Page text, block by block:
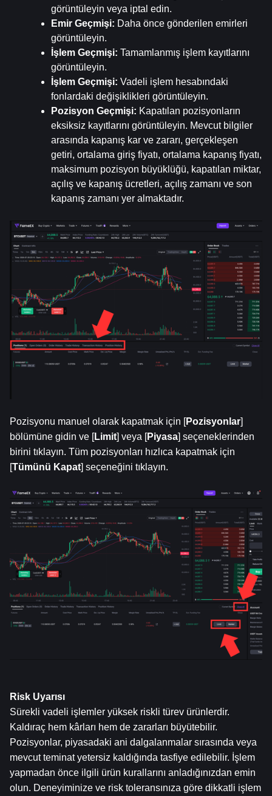
görüntüleyin veya iptal edin.
Emir Geçmişi: Daha önce gönderilen emirleri
görüntüleyin.
İşlem Geçmişi: Tamamlanmış işlem kayıtlarını
görüntüleyin.
İşlem Geçmişi: Vadeli işlem hesabındaki
fonlardaki değişiklikleri görüntüleyin.
Pozisyon Geçmişi: Kapatılan pozisyonların
eksiksiz kayıtlarını görüntüleyin. Mevcut bilgiler
arasında kapanış kar ve zararı, gerçekleşen
getiri, ortalama giriş fiyatı, ortalama kapanış fiyatı,
maksimum pozisyon büyüklüğü, kapatılan miktar,
açılış ve kapanış ücretleri, açılış zamanı ve son
kapanış zamanı yer almaktadır.
Pozisyonu manuel olarak kapatmak için [Pozisyonlar]
bölümüne gidin ve [Limit] veya [Piyasa] seçeneklerinden
birini tıklayın. Tüm pozisyonları hızlıca kapatmak için
[Tümünü Kapat] seçeneğini tıklayın.
Risk Uyarısı
Sürekli vadeli işlemler yüksek riskli türev ürünlerdir.
Kaldıraç hem kârları hem de zararları büyütebilir.
Pozisyonlar, piyasadaki ani dalgalanmalar sırasında veya
mevcut teminat yetersiz kaldığında tasfiye edilebilir. İşlem
yapmadan önce ilgili ürün kurallarını anladığınızdan emin
olun. Deneyiminize ve risk toleransınıza göre dikkatli işlem